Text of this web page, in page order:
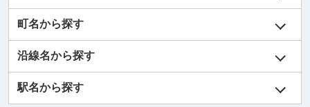
町名から探す
沿線名から探す
駅名から探す